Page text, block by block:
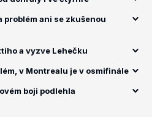
problém ani se zkušenou
a vyzve Lehečku
v Montrealu je v osmifinále
boji podlehla